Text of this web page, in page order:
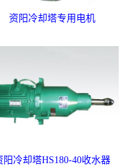
资阳冷却塔专用电机
阳冷却塔HS180-40收水器